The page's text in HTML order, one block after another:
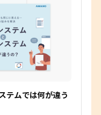
テムでは何が違う